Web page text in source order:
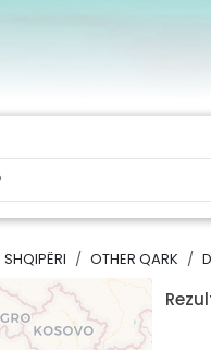
SHQIPËRI OTHER QARK